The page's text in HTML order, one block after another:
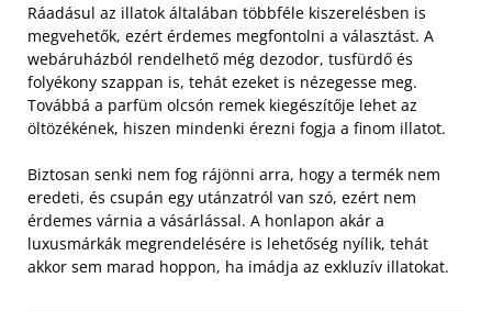
Ráadásul az illatok általában többféle kiszerelésben is
megvehetők, ezért érdemes megfontolni a választást. A
webáruházból rendelhető még dezodor, tusfürdő és
folyékony szappan is, tehát ezeket is nézegesse meg.
Továbbá a parfüm olcsón remek kiegészítője lehet az
öltözékének, hiszen mindenki érezni fogja a finom illatot.
Biztosan senki nem fog rájönni arra, hogy a termék nem
eredeti, és csupán egy utánzatról van szó, ezért nem
érdemes várnia a vásárlással. A honlapon akár a
luxusmárkák megrendelésére is lehetőség nyílik, tehát
akkor sem marad hoppon, ha imádja az exkluzív illatokat.